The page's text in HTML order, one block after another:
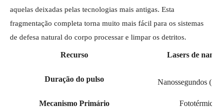
aquelas deixadas pelas tecnologias mais antigas. Esta
fragmentação completa torna muito mais fácil para os sistemas
de defesa natural do corpo processar e limpar os detritos.
Recurso Lasers de
Duração do pulso Nanossegundos (10
Mecanismo Primário Fototérmico